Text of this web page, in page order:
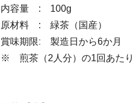
内容量 : 100g
原材料 : 緑茶（国産）
賞味期限ː 製造日から6か月
※ 煎茶（2人分）の1回あた